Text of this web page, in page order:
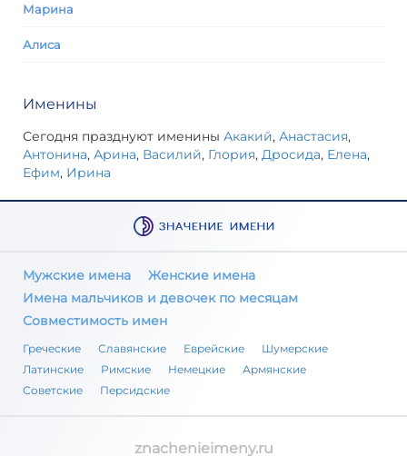
Марина
Алиса
Именины
Сегодня празднуют именины Акакий, Анастасия,
Антонина, Арина, Василий, Глория, Дросида, Елена,
Ефим, Ирина
Мужские имена
Женские имена
Имена мальчиков и девочек по месяцам
Совместимость имен
Греческие Славянские Еврейские
Шумерские
Латинские
Римские Немецкие
Армянские
Советские
Персидские
znachenieimeny.ru